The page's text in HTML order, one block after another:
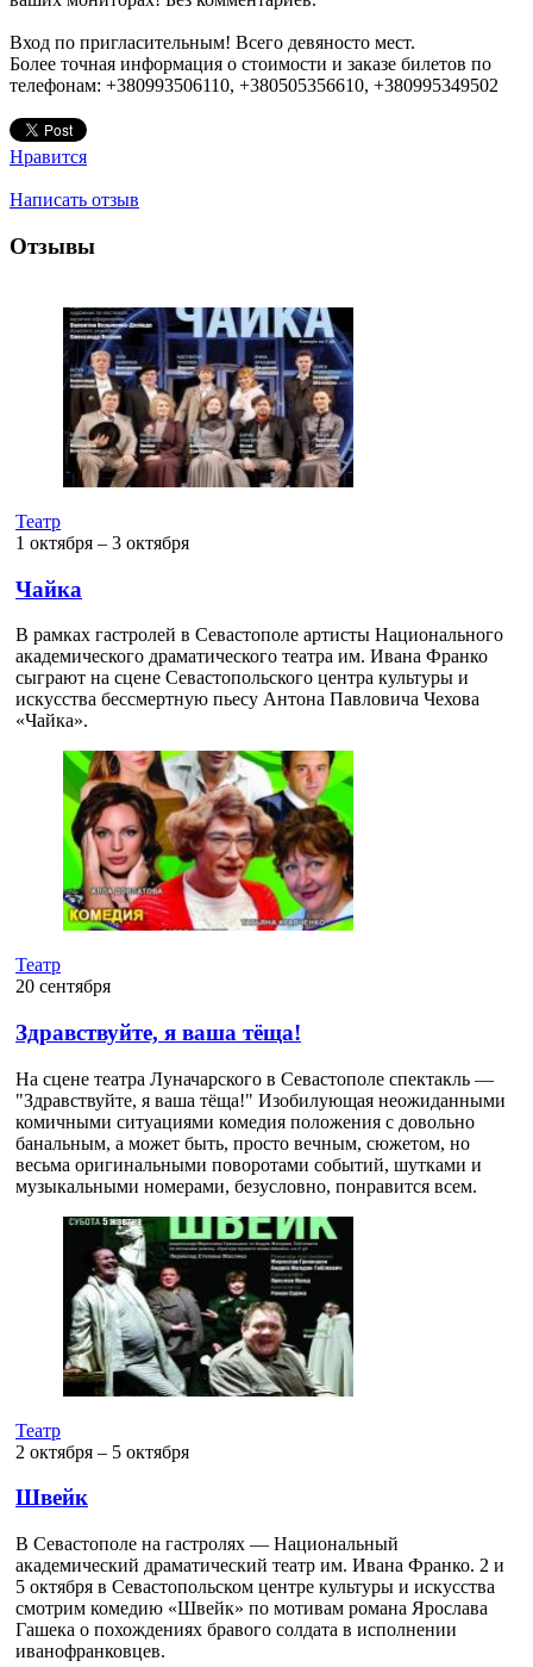
Вход по пригласительным! Всего девяносто мест.
Более точная информация о стоимости и заказе билетов по
телефонам: +380993506110, +380505356610, +380995349502
Нравится
Написать отзыв
Отзывы
Театр
1 октября ‒ 3 октября
Чайка
В рамках гастролей в Севастополе артисты Национального
академического драматического театра им. Ивана Франко
сыграют на сцене Севастопольского центра культуры и
искусства бессмертную пьесу Антона Павловича Чехова
«Чайка».
Театр
20 сентября
Здравствуйте, я ваша тёща!
На сцене театра Луначарского в Севастополе спектакль —
"Здравствуйте, я ваша тёща!" Изобилующая неожиданными
комичными ситуациями комедия положения с довольно
банальным, а может быть, просто вечным, сюжетом, но
весьма оригинальными поворотами событий, шутками и
музыкальными номерами, безусловно, понравится всем.
Театр
2 октября ‒ 5 октября
Швейк
В Севастополе на гастролях — Национальный
академический драматический театр им. Ивана Франко. 2 и
5 октября в Севастопольском центре культуры и искусства
смотрим комедию «Швейк» по мотивам романа Ярослава
Гашека о похождениях бравого солдата в исполнении
иванофранковцев.